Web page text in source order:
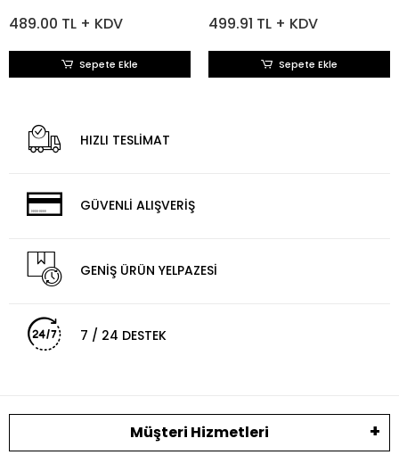
489.00 TL + KDV
Sepete Ekle
499.91 TL + KDV
Sepete Ekle
HIZLI TESLİMAT
GÜVENLİ ALIŞVERİŞ
GENİŞ ÜRÜN YELPAZESİ
7 / 24 DESTEK
Müşteri Hizmetleri